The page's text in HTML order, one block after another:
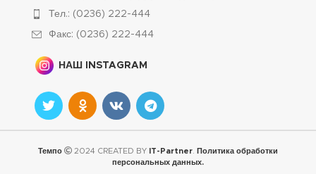
Тел.: (0236) 222-444
Факс: (0236) 222-444
НАШ INSTAGRAM
Темпо 2024 CREATED BY IT-Partner
Политика обработки
персональных данных.